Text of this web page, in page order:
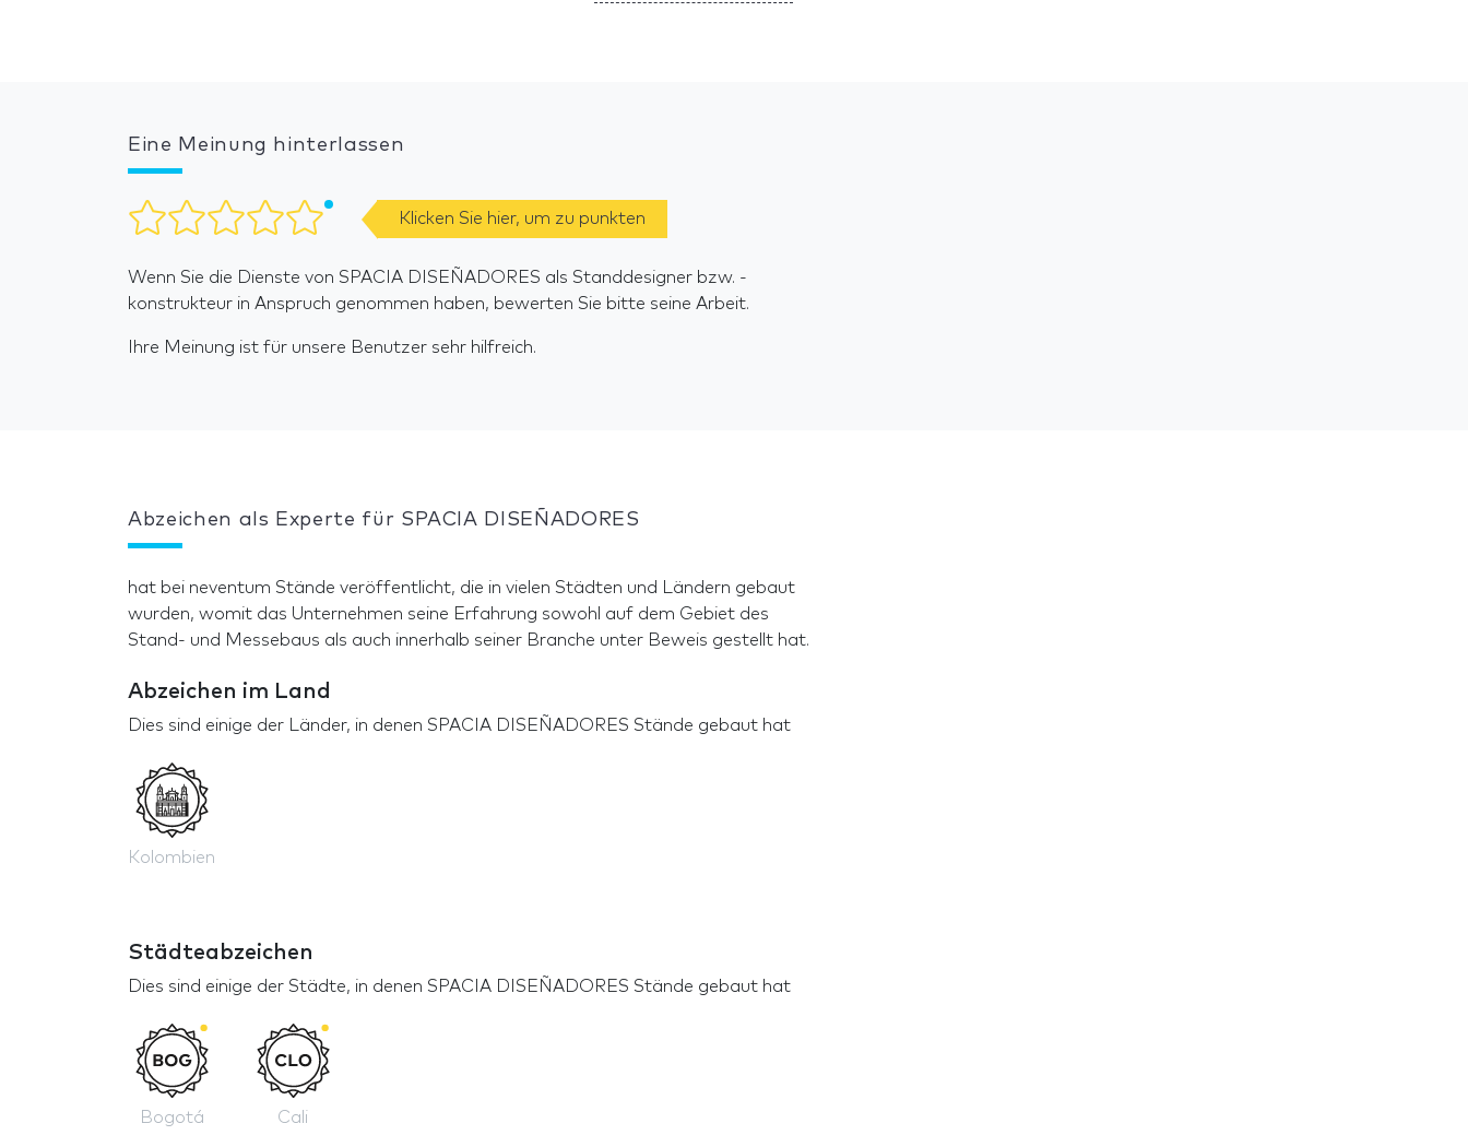
Eine Meinung hinterlassen
Klicken Sie hier, um zu punkten
Wenn Sie die Dienste von SPACIA DISEÑADORES als Standdesigner bzw. -
konstrukteur in Anspruch genommen haben, bewerten Sie bitte seine Arbeit.
Ihre Meinung ist für unsere Benutzer sehr hilfreich.
Abzeichen als Experte für SPACIA DISEÑADORES
hat bei neventum Stände veröffentlicht, die in vielen Städten und Ländern gebaut
wurden, womit das Unternehmen seine Erfahrung sowohl auf dem Gebiet des
Stand- und Messebaus als auch innerhalb seiner Branche unter Beweis gestellt hat.
Abzeichen im Land
Dies sind einige der Länder, in denen SPACIA DISEÑADORES Stände gebaut hat
Kolombien
Städteabzeichen
Dies sind einige der Städte, in denen SPACIA DISEÑADORES Stände gebaut hat
Bogotá Cali